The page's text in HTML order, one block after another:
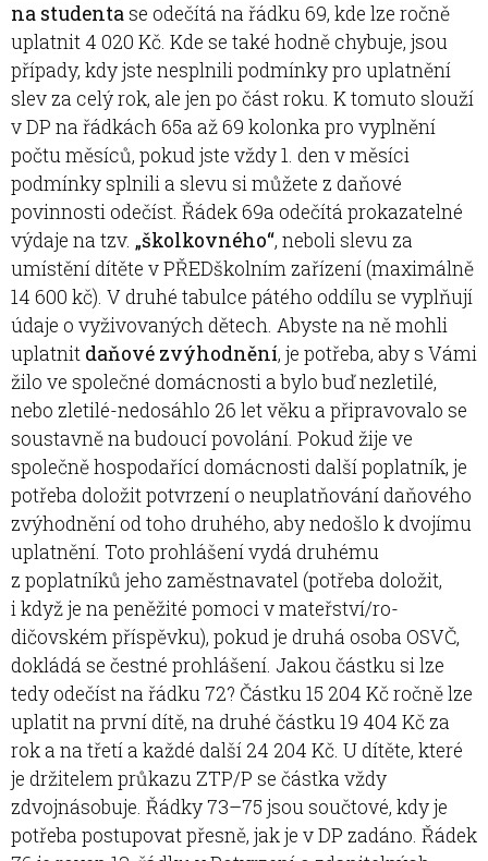
na studentase odečítá na řádku 69, kde lze ročně
uplatnit 4 020 Kč. Kde se také hodně chybuje, jsou
případy, kdy jste nesplnili podmínky pro uplatnění
slev za celý rok, ale jen po část roku. K tomuto slouží
v DP na řádkách 65a až 69 kolonka pro vyplnění
počtu měsíců, pokud jste vždy 1. den v měsíci
podmínky splnili a slevu si můžete z daňové
povinnosti odečíst. Řádek 69a odečítá prokazatelné
výdaje na tzv. „školkovného“, neboli slevu za
umístění dítěte v PŘEDškolním zařízení (maximálně
14 600 kč). V druhé tabulce pátého oddílu se vyplňují
údaje o vyživovaných dětech. Abyste na ně mohli
uplatnit daňové zvýhodnění, je potřeba, aby s Vámi
žilo ve společné domácnosti a bylo buď nezletilé,
nebo zletilé-nedosáhlo 26 let věku a připravovalo se
soustavně na budoucí povolání. Pokud žije ve
společně hospodařící domácnosti další poplatník, je
potřeba doložit potvrzení o neuplatňování daňového
zvýhodnění od toho druhého, aby nedošlo k dvojímu
uplatnění. Toto prohlášení vydá druhému
z poplatníků jeho zaměstnavatel (potřeba doložit,
i když je na peněžité pomoci v mateřství/ro­
dičovském příspěvku), pokud je druhá osoba OSVČ,
dokládá se čestné prohlášení. Jakou částku si lze
tedy odečíst na řádku 72? Částku 15 204 Kč ročně lze
uplatit na první dítě, na druhé částku 19 404 Kč za
rok a na třetí a každé další 24 204 Kč. U dítěte, které
je držitelem průkazu ZTP/P se částka vždy
zdvojnásobuje. Řádky 73–75 jsou součtové, kdy je
potřeba postupovat přesně, jak je v DP zadáno. Řádek